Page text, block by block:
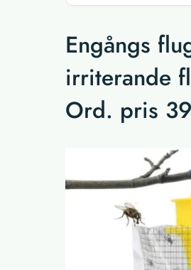
Engångs
irriterande
Ord. pris